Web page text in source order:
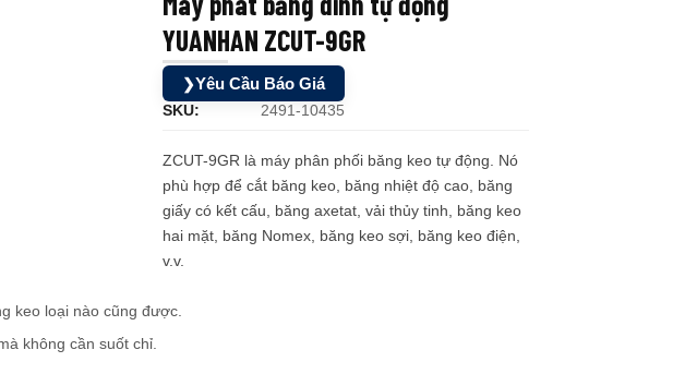
Ultrasonic Measurement
YUANHAN ZCUT-9GR
❯Yêu Cầu Báo Giá
SKU: 2491-10435
ZCUT-9GR là máy phân phối băng keo tự động. Nó
phù hợp để cắt băng keo, băng nhiệt độ cao, băng
giấy có kết cấu, băng axetat, vải thủy tinh, băng keo
hai mặt, băng Nomex, băng keo sợi, băng keo điện,
v.v.
keo loại nào cũng được.
không cần suốt chỉ.